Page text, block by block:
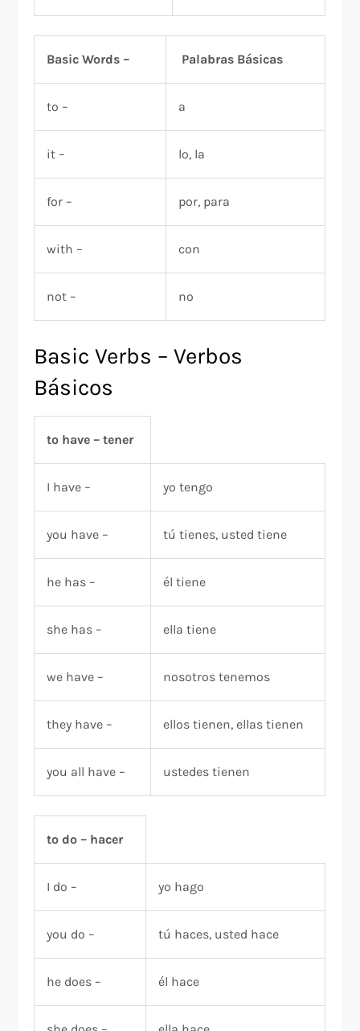
Basic Words – Palabras Básicas
to – a
it – lo, la
for – por, para
with – con
not – no
Basic Verbs – Verbos
Básicos
to have – tener
I have – yo tengo
you have – tú tienes, usted tiene
he has – él tiene
she has – ella tiene
we have – nosotros tenemos
they have – ellos tienen, ellas tienen
you all have – ustedes tienen
to do – hacer
I do – yo hago
you do – tú haces, usted hace
he does – él hace